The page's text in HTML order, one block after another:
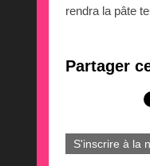
rendra la pâte
Partager
S'inscrire à la